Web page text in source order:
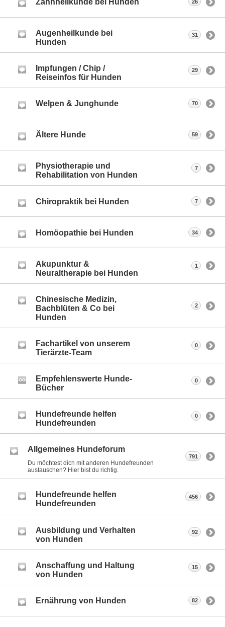
Zahnheilkunde bei Hunden 26
Augenheilkunde bei
Hunden
31
Impfungen / Chip /
Reiseinfos für Hunden
29
Welpen & Junghunde 70
Ältere Hunde 59
Physiotherapie und
Rehabilitation von Hunden
7
Chiropraktik bei Hunden 7
Homöopathie bei Hunden 34
Akupunktur &
Neuraltherapie bei Hunden
1
Chinesische Medizin,
Bachblüten & Co bei
Hunden
2
Fachartikel von unserem
Tierärzte-Team
0
Empfehlenswerte Hunde-
Bücher
0
Hundefreunde helfen
Hundefreunden
0
Allgemeines Hundeforum
Du möchtest dich mit anderen Hundefreunden
austauschen? Hier bist du richtig.
791
Hundefreunde helfen
Hundefreunden
456
Ausbildung und Verhalten
von Hunden
92
Anschaffung und Haltung
von Hunden
15
Ernährung von Hunden 82